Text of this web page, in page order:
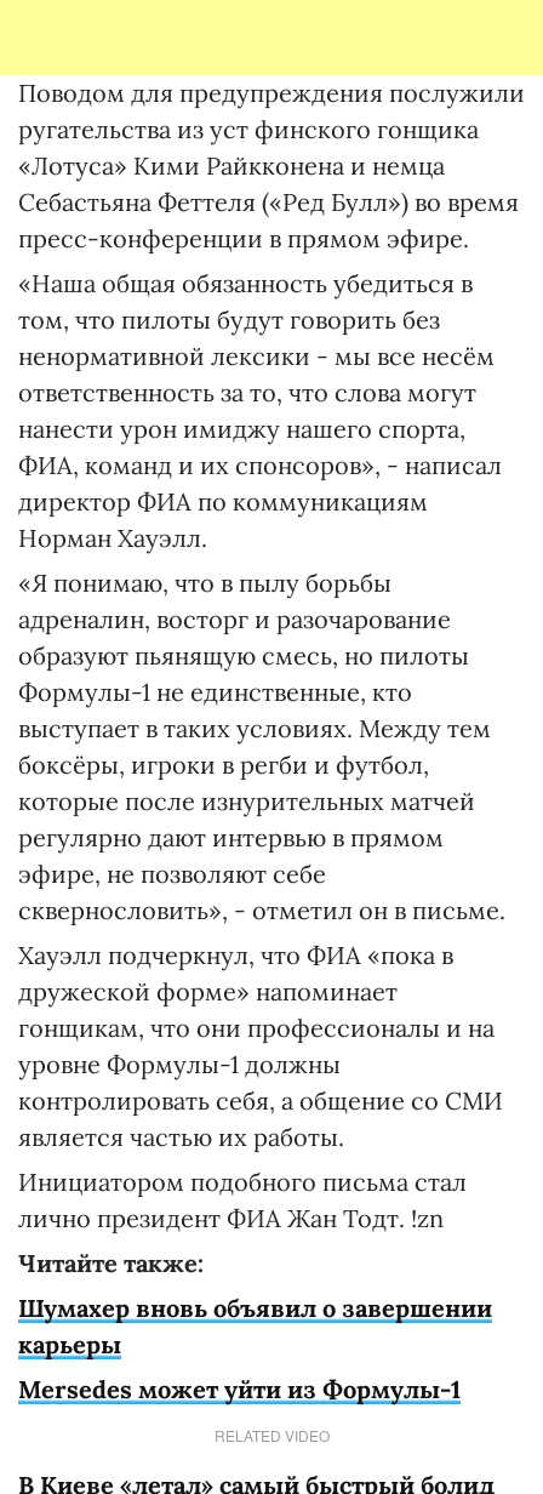
Поводом для предупреждения послужили
ругательства из уст финского гонщика
«Лотуса» Кими Райкконена и немца
Себастьяна Феттеля («Ред Булл») во время
пресс-конференции в прямом эфире.
«Наша общая обязанность убедиться в
том, что пилоты будут говорить без
ненормативной лексики - мы все несём
ответственность за то, что слова могут
нанести урон имиджу нашего спорта,
ФИА, команд и их спонсоров», - написал
директор ФИА по коммуникациям
Норман Хауэлл.
«Я понимаю, что в пылу борьбы
адреналин, восторг и разочарование
образуют пьянящую смесь, но пилоты
Формулы-1 не единственные, кто
выступает в таких условиях. Между тем
боксёры, игроки в регби и футбол,
которые после изнурительных матчей
регулярно дают интервью в прямом
эфире, не позволяют себе
сквернословить», - отметил он в письме.
Хауэлл подчеркнул, что ФИА «пока в
дружеской форме» напоминает
гонщикам, что они профессионалы и на
уровне Формулы-1 должны
контролировать себя, а общение со СМИ
является частью их работы.
Инициатором подобного письма стал
лично президент ФИА Жан Тодт. !zn
Читайте также:
Шумахер вновь объявил о завершении
карьеры
Mersedes может уйти из Формулы-1
RELATED VIDEO
В Киеве «летал» самый быстрый болид